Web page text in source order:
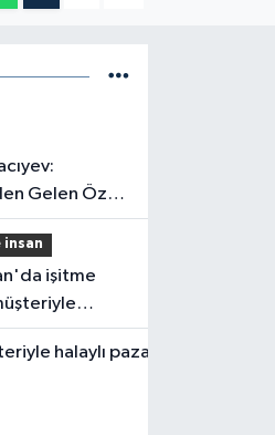
Gelen Öz
insan